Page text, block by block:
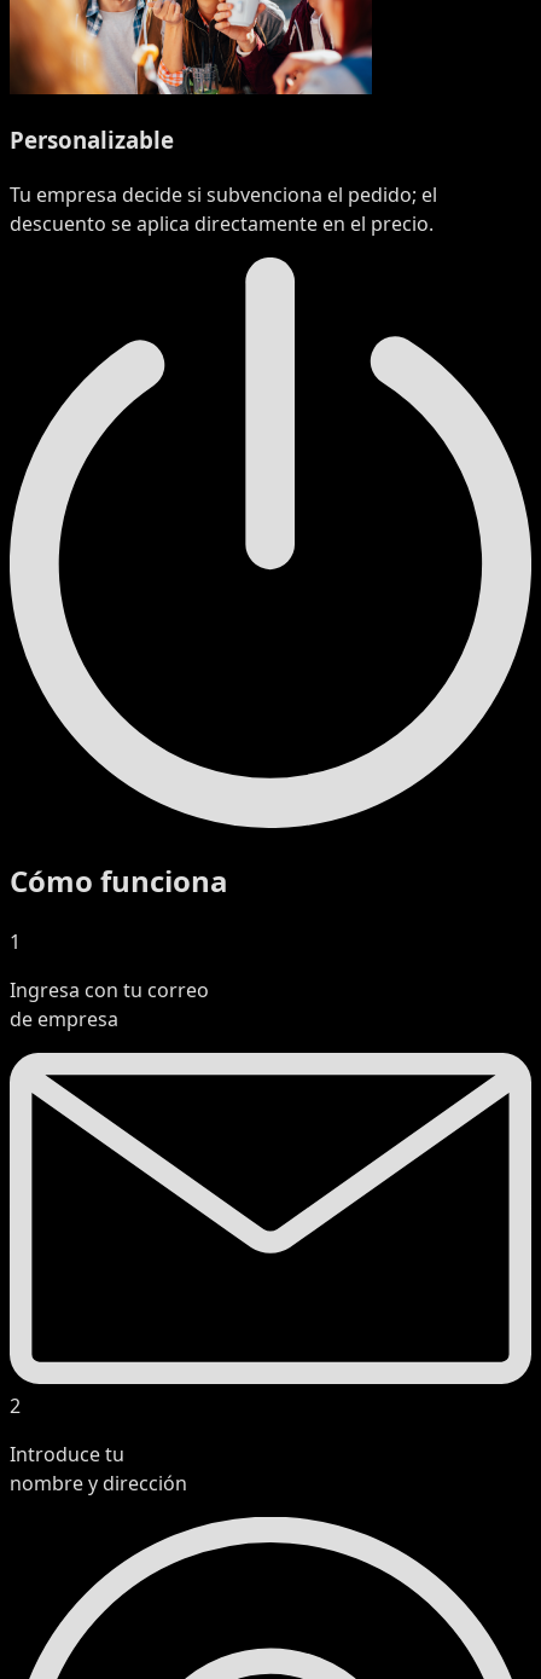
Personalizable
Tu empresa decide si subvenciona el pedido; el
descuento se aplica directamente en el precio.
Cómo funciona
1
Ingresa con tu correo
de empresa
2
Introduce tu
nombre y dirección